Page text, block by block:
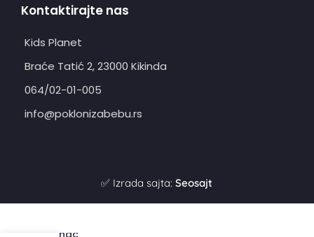
Kontaktirajte nas
Kids Planet
Braće Tatić 2, 23000 Kikinda
064/02-01-005
info@poklonizabebu.rs
✅ Izrada sajta:Seosajt
Ranac